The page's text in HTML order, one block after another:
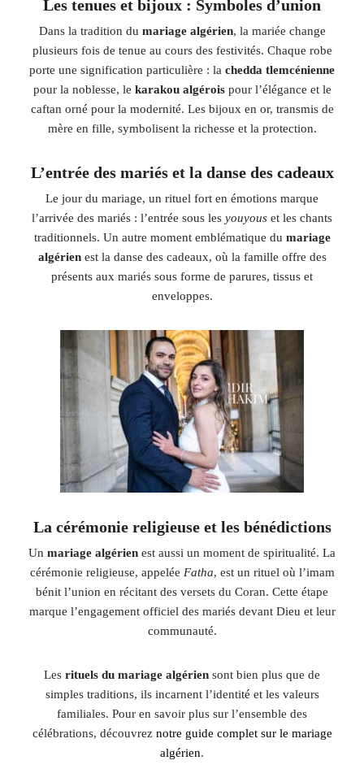
Les tenues et bijoux : Symboles d’union
Dans la tradition du mariage algérien, la mariée change
plusieurs fois de tenue au cours des festivités. Chaque robe
porte une signification particulière : la chedda tlemcénienne
pour la noblesse, le karakou algéroispour l’élégance et le
caftan orné pour la modernité. Les bijoux en or, transmis de
mère en fille, symbolisent la richesse et la protection.
L’entrée des mariés et la danse des cadeaux
Le jour du mariage, un rituel fort en émotions marque
l’arrivée des mariés : l’entrée sous les youyous et les chants
traditionnels. Un autre moment emblématique du mariage
algérienest la danse des cadeaux, où la famille offre des
présents aux mariés sous forme de parures, tissus et
enveloppes.
La cérémonie religieuse et les bénédictions
Un mariage algérien est aussi un moment de spiritualité. La
cérémonie religieuse, appelée Fatha, est un rituel où l’imam
bénit l’union en récitant des versets du Coran. Cette étape
marque l’engagement officiel des mariés devant Dieu et leur
communauté.
Les rituels du mariage algérien sont bien plus que de
simples traditions, ils incarnent l’identité et les valeurs
familiales. Pour en savoir plus sur l’ensemble des
célébrations, découvrez notre guide complet sur le mariage
algérien.